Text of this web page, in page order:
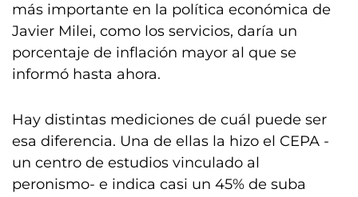
más importante en la política económica de
Javier Milei, como los servicios, daría un
porcentaje de inflación mayor al que se
informó hasta ahora.
Hay distintas mediciones de cuál puede ser
esa diferencia. Una de ellas la hizo el CEPA -
un centro de estudios vinculado al
peronismo- e indica casi un 45% de suba